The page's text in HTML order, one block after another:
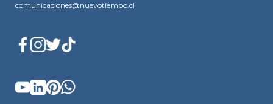
comunicaciones@nuevotiempo.cl